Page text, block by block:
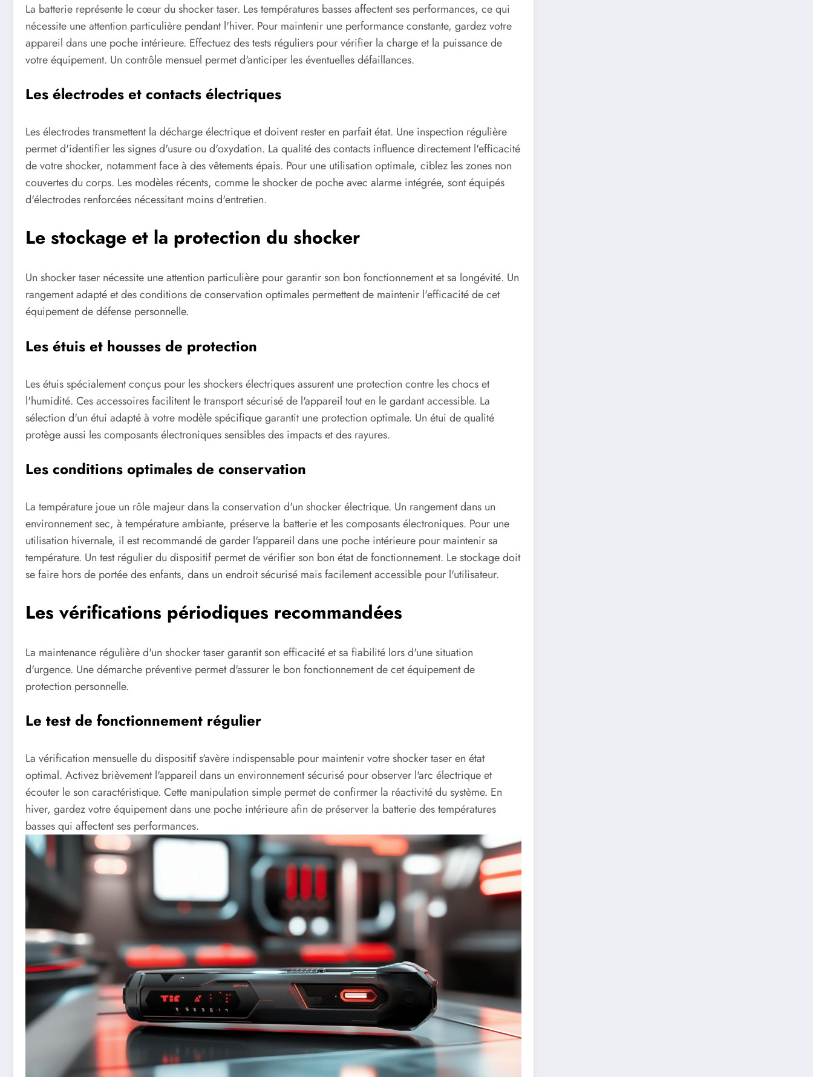
La batterie représente le cœur du shocker taser. Les températures basses affectent ses performances, ce qui
nécessite une attention particulière pendant l'hiver. Pour maintenir une performance constante, gardez votre
appareil dans une poche intérieure. Effectuez des tests réguliers pour vérifier la charge et la puissance de
votre équipement. Un contrôle mensuel permet d'anticiper les éventuelles défaillances.
Les électrodes et contacts électriques
Les électrodes transmettent la décharge électrique et doivent rester en parfait état. Une inspection régulière
permet d'identifier les signes d'usure ou d'oxydation. La qualité des contacts influence directement l'efficacité
de votre shocker, notamment face à des vêtements épais. Pour une utilisation optimale, ciblez les zones non
couvertes du corps. Les modèles récents, comme le shocker de poche avec alarme intégrée, sont équipés
d'électrodes renforcées nécessitant moins d'entretien.
Le stockage et la protection du shocker
Un shocker taser nécessite une attention particulière pour garantir son bon fonctionnement et sa longévité. Un
rangement adapté et des conditions de conservation optimales permettent de maintenir l'efficacité de cet
équipement de défense personnelle.
Les étuis et housses de protection
Les étuis spécialement conçus pour les shockers électriques assurent une protection contre les chocs et
l'humidité. Ces accessoires facilitent le transport sécurisé de l'appareil tout en le gardant accessible. La
sélection d'un étui adapté à votre modèle spécifique garantit une protection optimale. Un étui de qualité
protège aussi les composants électroniques sensibles des impacts et des rayures.
Les conditions optimales de conservation
La température joue un rôle majeur dans la conservation d'un shocker électrique. Un rangement dans un
environnement sec, à température ambiante, préserve la batterie et les composants électroniques. Pour une
utilisation hivernale, il est recommandé de garder l'appareil dans une poche intérieure pour maintenir sa
température. Un test régulier du dispositif permet de vérifier son bon état de fonctionnement. Le stockage doit
se faire hors de portée des enfants, dans un endroit sécurisé mais facilement accessible pour l'utilisateur.
Les vérifications périodiques recommandées
La maintenance régulière d'un shocker taser garantit son efficacité et sa fiabilité lors d'une situation
d'urgence. Une démarche préventive permet d'assurer le bon fonctionnement de cet équipement de
protection personnelle.
Le test de fonctionnement régulier
La vérification mensuelle du dispositif s'avère indispensable pour maintenir votre shocker taser en état
optimal. Activez brièvement l'appareil dans un environnement sécurisé pour observer l'arc électrique et
écouter le son caractéristique. Cette manipulation simple permet de confirmer la réactivité du système. En
hiver, gardez votre équipement dans une poche intérieure afin de préserver la batterie des températures
basses qui affectent ses performances.